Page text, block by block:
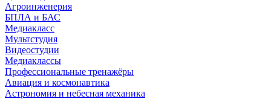
Агроинженерия
БПЛА и БАС
Медиакласс
Мультстудия
Видеостудии
Медиаклассы
Профессиональные тренажёры
Авиация и космонавтика
Астрономия и небесная механика